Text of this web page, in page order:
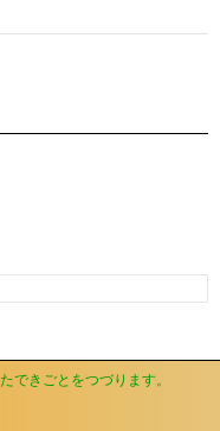
できごとをつづります。